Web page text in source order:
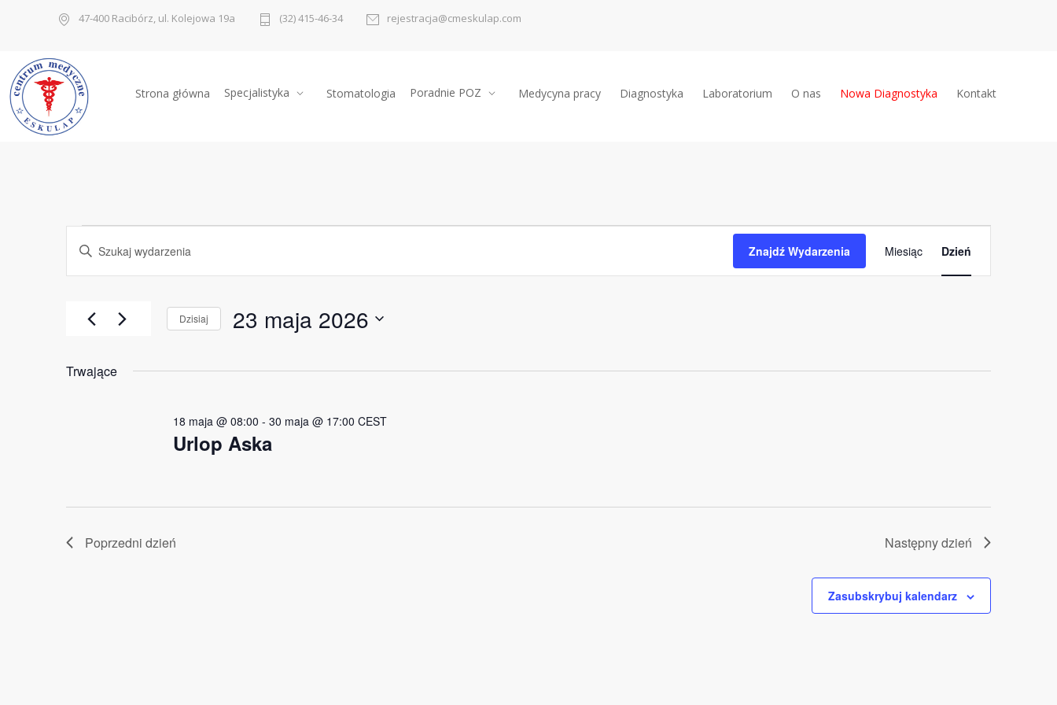
47-400 Racibórz, ul. Kolejowa 19a (32) 415-46-34 rejestracja@cmeskulap.com
Strona główna Specjalistyka Stomatologia Poradnie POZ Medycyna pracy Diagnostyka Laboratorium O nas Nowa Diagnostyka Kontakt
Wydarzenia
for
2026
Wydarzenia
wyszukiwaniu
widokach
słowo
kluczowe.
Szukaj
Wydarzenia.
Znajdź Wydarzenia
Widoki
nawigacja
Miesiąc Dzień
Dzisiaj 23 maja 2026
Trwające
Urlop Aska
18 maja @ 08:00 - 30 maja @ 17:00 CEST
Poprzedni dzień Następny dzień
Zasubskrybuj kalendarz